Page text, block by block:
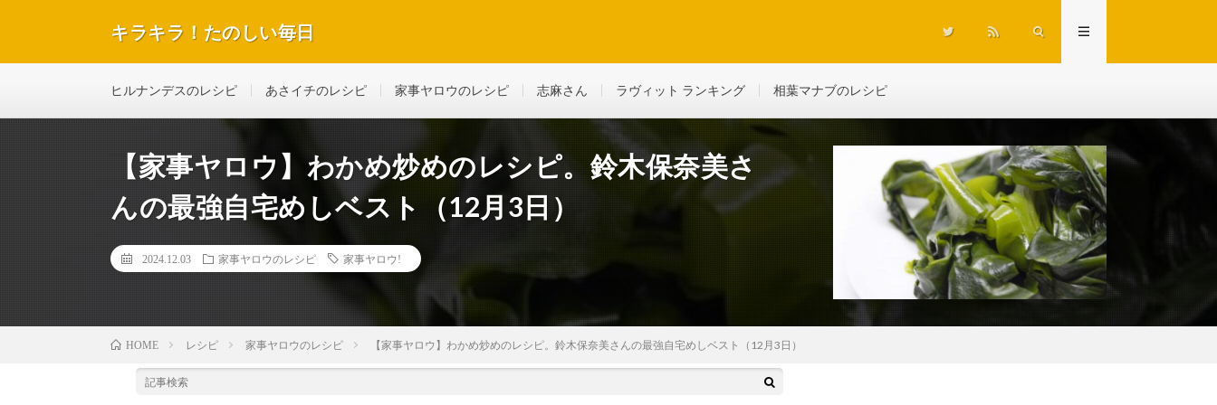
キラキラ！たのしい毎日
ヒルナンデスのレシピ あさイチのレシピ 家事ヤロウのレシピ 志麻さん ラヴィット ランキング 相葉マナブのレシピ
【家事ヤロウ】わかめ炒めのレシピ。鈴木保奈美さ
んの最強自宅めしベスト（12月3日）
2024.12.03 家事ヤロウのレシピ 家事ヤロウ!
HOME レシピ 家事ヤロウのレシピ 【家事ヤロウ】わかめ炒めのレシピ。鈴木保奈美さんの最強自宅めしベスト（12月3日）